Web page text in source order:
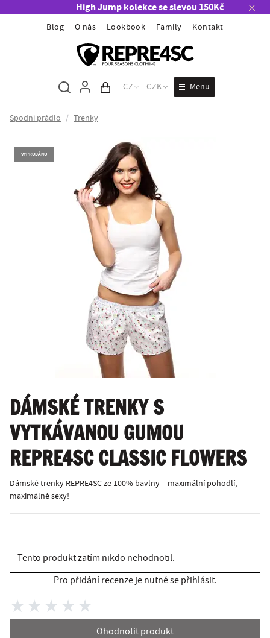
High Jump kolekce se slevou 150Kč
Blog O nás Lookbook Family Kontakt
Obsah košíku
CZ CZK Menu
Spodní prádlo / Trenky
VYPRODÁNO
DÁMSKÉ TRENKY S
VYTKÁVANOU GUMOU
REPRE4SC CLASSIC FLOWERS
Dámské trenky REPRE4SC ze 100% bavlny = maximální pohodlí,
maximálně sexy!
Tento produkt zatím nikdo nehodnotil.
Pro přidání recenze je nutné se přihlásit.
Ohodnotit produkt